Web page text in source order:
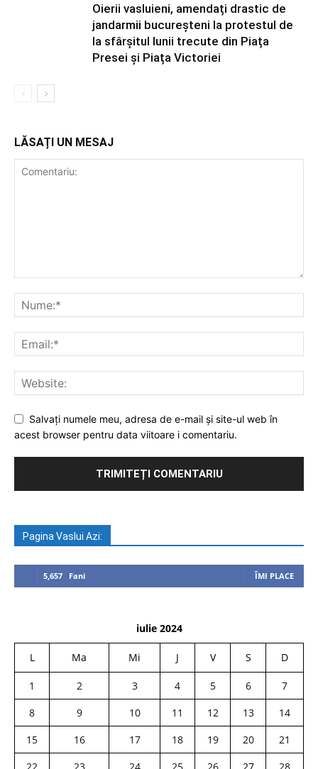
Oierii vasluieni, amendați drastic de
jandarmii bucureșteni la protestul de
la sfârșitul lunii trecute din Piața
Presei și Piața Victoriei
LĂSAȚI UN MESAJ
Salvați numele meu, adresa de e-mail și site-ul web în
acest browser pentru data viitoare i comentariu.
Pagina Vaslui Azi:
5,657 Fani ÎMI PLACE
iulie 2024
L Ma Mi J V S D
1 2 3 4 5 6
7
8
9 10 11 12 13
14
15
16 17 18 19 20
21